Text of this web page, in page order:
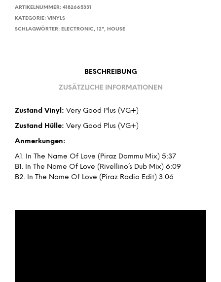
ARTIKELNUMMER: 4182665331
KATEGORIE: VINYLS
SCHLAGWÖRTER: ELECTRONIC, 12", HOUSE
BESCHREIBUNG
ZUSÄTZLICHE INFORMATIONEN
Zustand Vinyl: Very Good Plus (VG+)
Zustand Hülle: Very Good Plus (VG+)
Anmerkungen:
A1. In The Name Of Love (Piraz Dommu Mix) 5:37
B1. In The Name Of Love (Rivellino’s Dub Mix) 6:09
B2. In The Name Of Love (Piraz Radio Edit) 3:06